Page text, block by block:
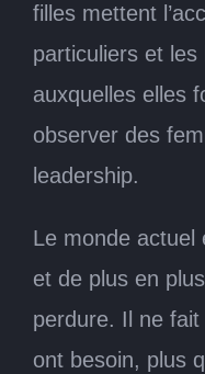
filles mettent
particuliers et
auxquelles elles
observer des
leadership.
Le monde actuel
et de plus en
perdure. Il ne
ont besoin, plus